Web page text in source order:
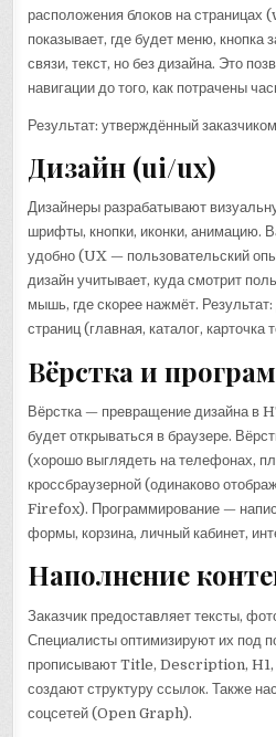
расположения блоков на
показывает, где будет меню, кнопка
связи, текст, но без дизайна. Это
навигации до того, как потрачены
Результат: утверждённый
Дизайн (ui/ux)
Дизайнеры разрабатывают
шрифты, кнопки, иконки, анимацию.
удобно (UX — пользовательский
дизайн учитывает, куда смотрит
мышь, где скорее нажмёт.
страниц (главная, каталог, карточка
Вёрстка и
Вёрстка — превращение дизайна в
будет открываться в браузере.
(хорошо выглядеть на телефонах,
кроссбраузерной (одинаково
Firefox). Программирование —
формы, корзина, личный кабинет,
Наполнение
Заказчик предоставляет тексты,
Специалисты оптимизируют их под
прописывают Title, Description, H1,
создают структуру ссылок. Также
соцсетей (Open Graph).